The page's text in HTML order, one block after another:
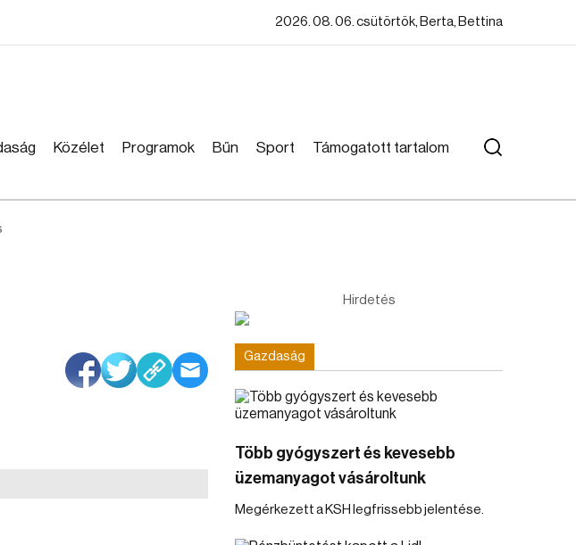
2026. 08. 06. csütörtök, Berta, Bettina
Közélet Programok Bűn Sport Támogatott tartalom
Hirdetés
Gazdaság
Több gyógyszert és kevesebb
üzemanyagot vásároltunk
Megérkezett a KSH legfrissebb jelentése.